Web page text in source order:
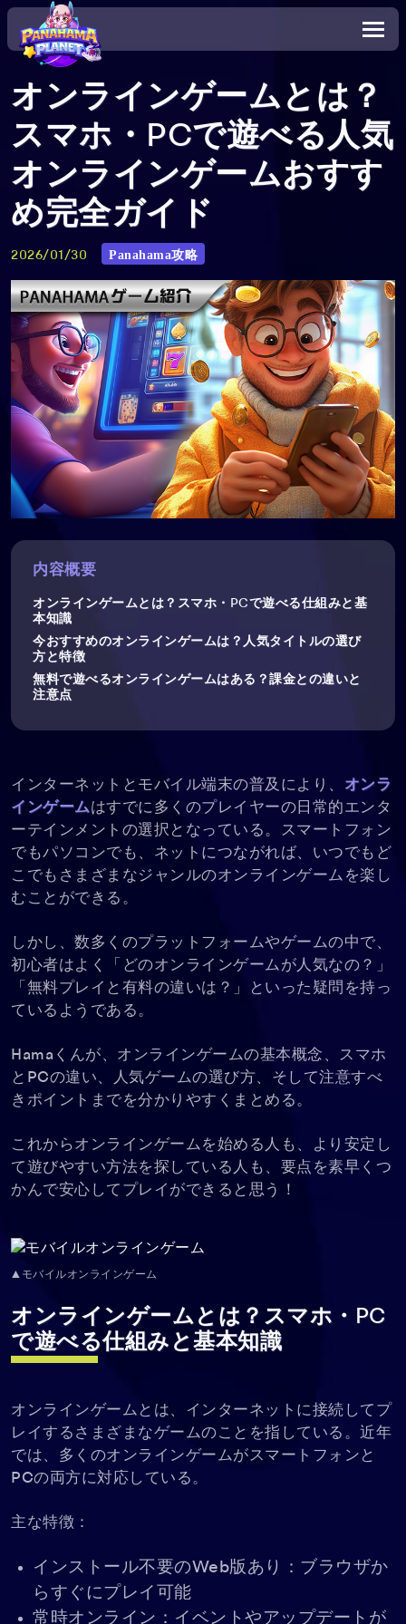
オンラインゲームとは？
スマホ・PCで遊べる人気
オンラインゲームおすす
め完全ガイド
2026/01/30 Panahama攻略
内容概要
オンラインゲームとは？スマホ・PCで遊べる仕組みと基
本知識
今おすすめのオンラインゲームは？人気タイトルの選び
方と特徴
無料で遊べるオンラインゲームはある？課金との違いと
注意点
インターネットとモバイル端末の普及により、 オンラ
インゲームはすでに多くのプレイヤーの日常的エンタ
ーテインメントの選択となっている。スマートフォン
でもパソコンでも、ネットにつながれば、いつでもど
こでもさまざまなジャンルのオンラインゲームを楽し
むことができる。
しかし、数多くのプラットフォームやゲームの中で、
初心者はよく「どのオンラインゲームが人気なの？」
「無料プレイと有料の違いは？」といった疑問を持っ
ているようである。
Hamaくんが、オンラインゲームの基本概念、スマホ
とPCの違い、人気ゲームの選び方、そして注意すべ
きポイントまでを分かりやすくまとめる。
これからオンラインゲームを始める人も、より安定し
て遊びやすい方法を探している人も、要点を素早くつ
かんで安心してプレイができると思う！
▲モバイルオンラインゲーム
オンラインゲームとは？スマホ・PC
で遊べる仕組みと基本知識
オンラインゲームとは、インターネットに接続してプ
レイするさまざまなゲームのことを指している。近年
では、多くのオンラインゲームがスマートフォンと
PCの両方に対応している。
主な特徴：
インストール不要のWeb版あり：ブラウザか
らすぐにプレイ可能
常時オンライン：イベントやアップデートが